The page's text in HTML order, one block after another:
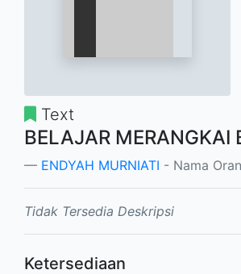
Text
BELAJAR MERANGKAI
ENDYAH MURNIATI - Nama
Tidak Tersedia Deskripsi
Ketersediaan